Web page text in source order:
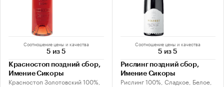
Соотношение цены и качества
5 из 5
Красностоп поздний сбор,
Имение Сикоры
Красностоп Золотовский 100%,
Соотношение цены и качества
5 из 5
Рислинг поздний сбор,
Имение Сикоры
Рислинг 100%, Сладкое, Белое,